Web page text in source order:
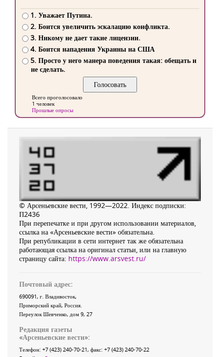
1. Уважает Путина.
2. Боится увеличить эскалацию конфликта.
3. Никому не дает такие лицензии.
4. Боится нападения Украины на США
5. Просто у него манера поведения такая: обещать и
не сделать.
Всего проголосовало
1 человек
Прошлые опросы
© Арсеньевские вести, 1992—2022. Индекс подписки:
П2436
При перепечатке и при другом использовании материалов,
ссылка на «Арсеньевские вести» обязательна.
При републикации в сети интернет так же обязательна
работающая ссылка на оригинал статьи, или на главную
страницу сайта: https://www.arsvest.ru/
Почтовый адрес:
690091, г. Владивосток,
Приморский край, Россия
Переулок Шевченко, дом 9, 27
Редакция газеты
«Арсеньевские вести»:
Телефон: +7 (423) 240-70-21, факс: +7 (423) 240-70-22